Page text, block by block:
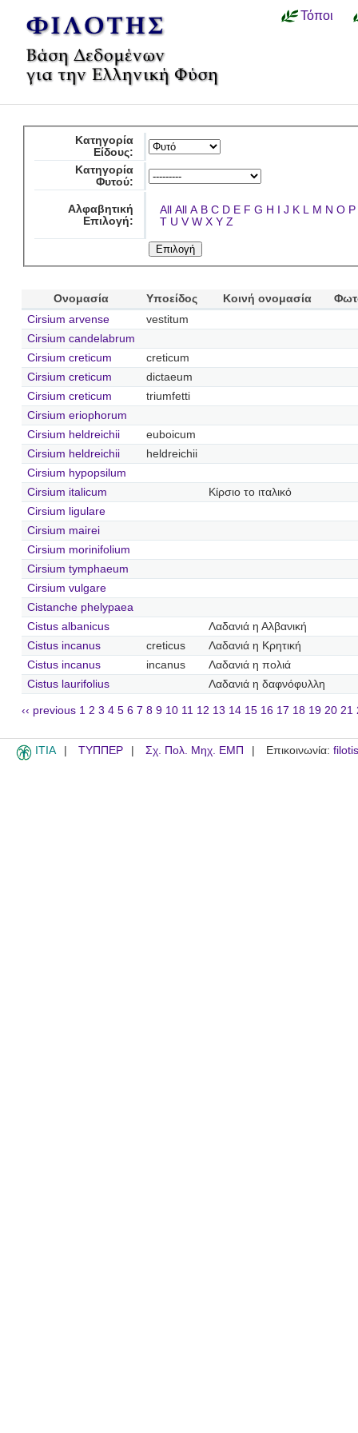
Τόποι
Κατηγορία
Είδους:
Κατηγορία
Φυτού:
Αλφαβητική
Επιλογή:
All All A B C D E F G H I J K L M N O P
T U V W X Y Z
Ονομασία Υποείδος Κοινή ονομασία
Cirsium arvense
vestitum
Cirsium candelabrum
Cirsium creticum
creticum
Cirsium creticum
dictaeum
Cirsium creticum
triumfetti
Cirsium eriophorum
Cirsium heldreichii
euboicum
Cirsium heldreichii
heldreichii
Cirsium hypopsilum
Cirsium italicum
Κίρσιο το ιταλικό
Cirsium ligulare
Cirsium mairei
Cirsium morinifolium
Cirsium tymphaeum
Cirsium vulgare
Cistanche phelypaea
Cistus albanicus
Λαδανιά η Αλβανική
Cistus incanus
creticus
Λαδανιά η Κρητική
Cistus incanus
incanus
Λαδανιά η πολιά
Cistus laurifolius
Λαδανιά η δαφνόφυλλη
‹‹ previous 1 2 3 4 5 6 7 8 9 10 11 12 13 14 15 16 17 18 19 20 21
ITIA ΤΥΠΠΕΡ Σχ. Πολ. Μηχ. ΕΜΠ Επικοινωνία: